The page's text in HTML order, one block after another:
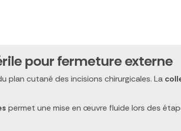
pour fermeture externe
cutané des incisions chirurgicales. La
permet une mise en œuvre fluide lors des